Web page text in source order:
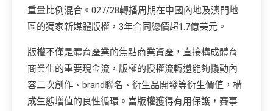
重量比例混合。027/28轉播周期在中國內地及澳門地
區的獨家新媒體版權，3年合同總價超1.7億美元。
版權不僅是體育產業的焦點商業資產，直接構成體育
商業化的重要現金流，版權的授權流轉還能夠撬動內
容二次創作、brand聯名、衍生品開發等衍生價值，構
成生態增值的良性循環。當版權獲得有用保護，賽事